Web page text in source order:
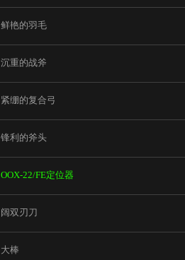
鲜艳的羽毛
沉重的战斧
紧绷的复合弓
锋利的斧头
OOX-22/FE定位器
阔双刃刀
大棒